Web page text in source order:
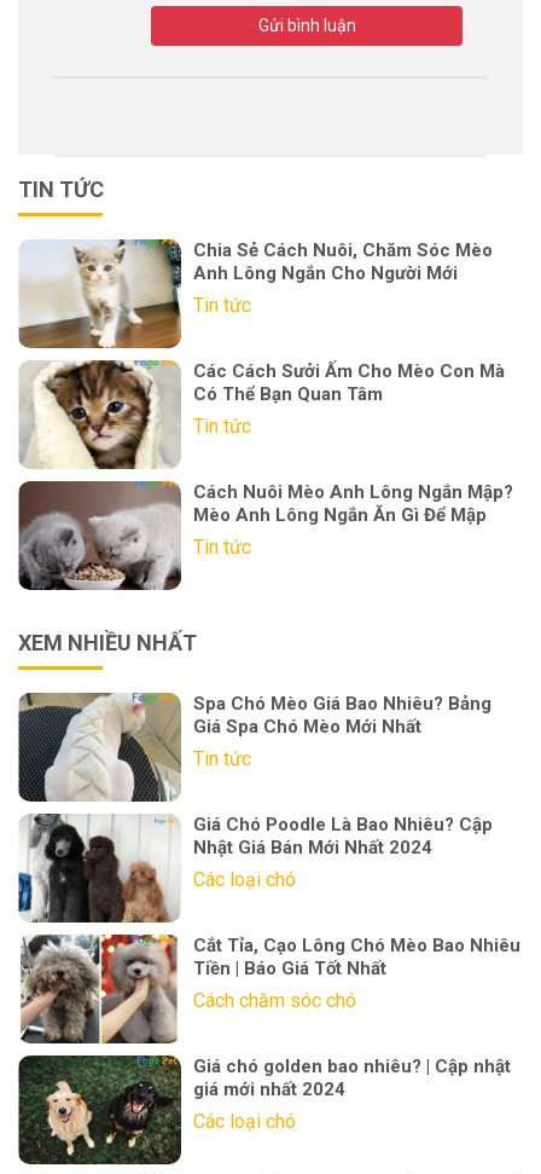
Gửi bình luận
TIN TỨC
Chia Sẻ Cách Nuôi, Chăm Sóc Mèo
Anh Lông Ngắn Cho Người Mới
Tin tức
Các Cách Sưởi Ấm Cho Mèo Con Mà
Có Thể Bạn Quan Tâm
Tin tức
Cách Nuôi Mèo Anh Lông Ngắn Mập?
Mèo Anh Lông Ngắn Ăn Gì Để Mập
Tin tức
XEM NHIỀU NHẤT
Spa Chó Mèo Giá Bao Nhiêu? Bảng
Giá Spa Chó Mèo Mới Nhất
Tin tức
Giá Chó Poodle Là Bao Nhiêu? Cập
Nhật Giá Bán Mới Nhất 2024
Các loại chó
Cắt Tỉa, Cạo Lông Chó Mèo Bao Nhiêu
Tiền | Báo Giá Tốt Nhất
Cách chăm sóc chó
Giá chó golden bao nhiêu? | Cập nhật
giá mới nhất 2024
Các loại chó